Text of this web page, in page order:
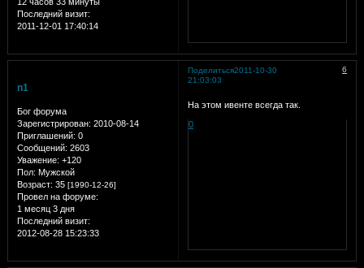
Последний визит:
2011-12-01 17:40:14
Поделиться 6
2011-10-30
21:03:03
n1
Бог форума
Зарегистрирован: 2010-08-14
Приглашений: 0
Сообщений: 2603
Уважение: +120
Пол: Мужской
Возраст: 35 [1990-12-26]
Провел на форуме:
1 месяц 3 дня
Последний визит:
2012-08-28 15:23:33
На этом ивенте всегда так.
0